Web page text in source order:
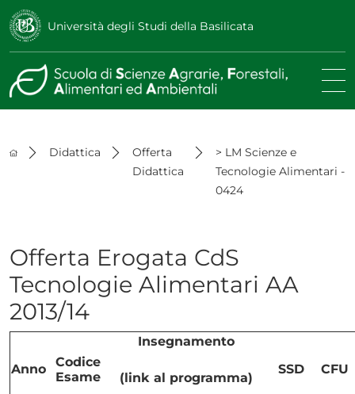
Università degli Studi della Basilicata
Didattica
Offerta
Didattica
> LM Scienze e
Tecnologie Alimentari -
0424
Offerta Erogata CdS
Tecnologie Alimentari AA
2013/14
Anno
Codice
Esame
Insegnamento
(link al programma)
SSD CFU